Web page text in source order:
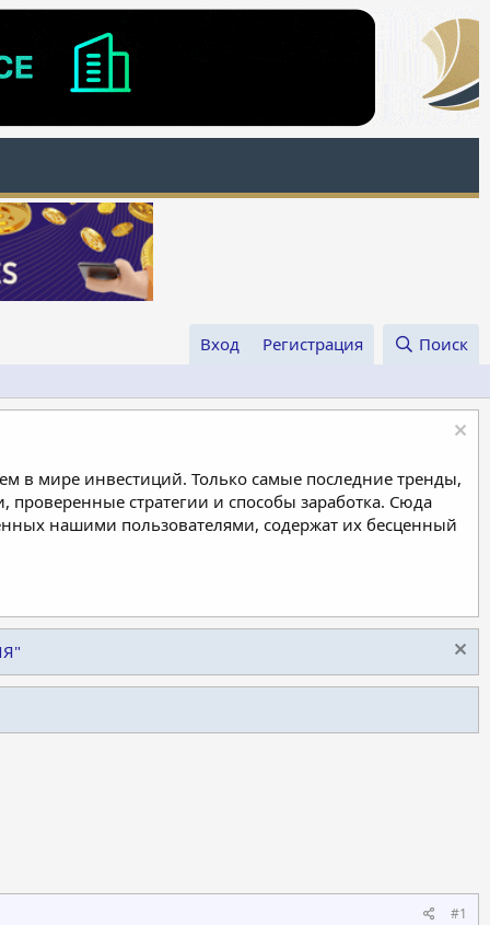
Вход Регистрация Поиск
в мире инвестиций. Только самые последние тренды,
стратегии и способы заработка. Сюда
нашими пользователями, содержат их бесценный
#1